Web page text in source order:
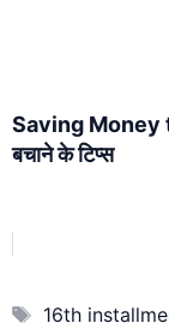
Saving Money
बचाने के टिप्स
Tags
16th